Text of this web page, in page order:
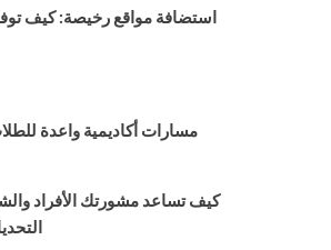
استضافة مواقع رخيصة: كيف
مسارات أكاديمية واعدة
كيف تساعد مشورتك الأفراد